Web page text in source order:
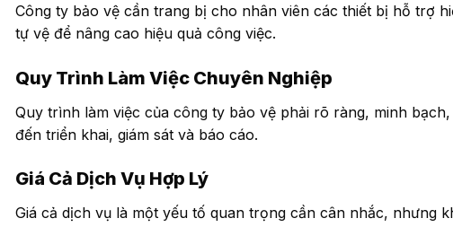
Công ty bảo vệ cần trang bị cho nhân viên các thiết bị hỗ trợ
tự vệ để nâng cao hiệu quả công việc.
Quy Trình Làm Việc Chuyên Nghiệp
Quy trình làm việc của công ty bảo vệ phải rõ ràng, minh
đến triển khai, giám sát và báo cáo.
Giá Cả Dịch Vụ Hợp Lý
Giá cả dịch vụ là một yếu tố quan trọng cần cân nhắc, nhưng